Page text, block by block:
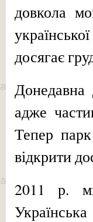
довкола
досягає
Донедавна
адже
Тепер парк
відкрити
2011 р.